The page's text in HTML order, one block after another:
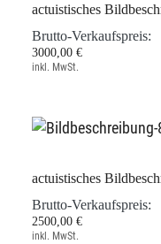
actuistisches
Brutto-Verkaufspreis:
3000,00 €
inkl. MwSt.
actuistisches
Brutto-Verkaufspreis:
2500,00 €
inkl. MwSt.